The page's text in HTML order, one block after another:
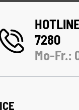
7280
Mo-Fr.: